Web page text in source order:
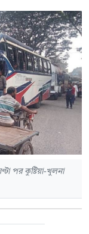
পর কুষ্টিয়া-খুলনা